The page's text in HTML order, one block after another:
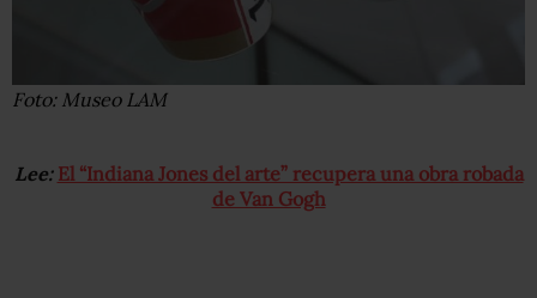
Foto: Museo LAM
Lee: El “Indiana Jones del arte” recupera una obra robada
de Van Gogh